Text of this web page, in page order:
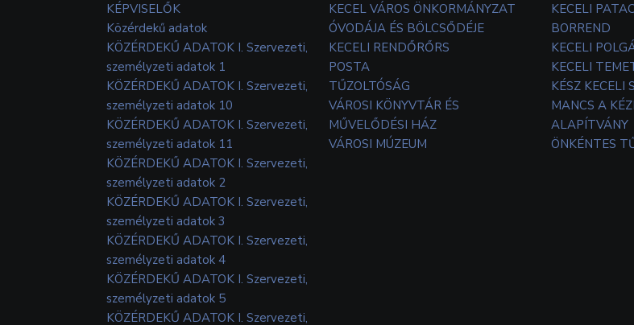
KÉPVISELŐK
Közérdekű adatok
KÖZÉRDEKŰ ADATOK I. Szervezeti,
személyzeti adatok 1
KÖZÉRDEKŰ ADATOK I. Szervezeti,
személyzeti adatok 10
KÖZÉRDEKŰ ADATOK I. Szervezeti,
személyzeti adatok 11
KÖZÉRDEKŰ ADATOK I. Szervezeti,
személyzeti adatok 2
KÖZÉRDEKŰ ADATOK I. Szervezeti,
személyzeti adatok 3
KÖZÉRDEKŰ ADATOK I. Szervezeti,
személyzeti adatok 4
KÖZÉRDEKŰ ADATOK I. Szervezeti,
személyzeti adatok 5
KÖZÉRDEKŰ ADATOK I. Szervezeti,
KECEL VÁROS ÖNKORMÁNYZAT
ÓVODÁJA ÉS BÖLCSŐDÉJE
KECELI RENDŐRŐRS
POSTA
TŰZOLTÓSÁG
VÁROSI KÖNYVTÁR ÉS
MŰVELŐDÉSI HÁZ
VÁROSI MÚZEUM
KECELI
BORREND
KECELI
KECELI
KÉSZ KECELI
MANCS A
ALAPÍTVÁNY
ÖNKÉNTES